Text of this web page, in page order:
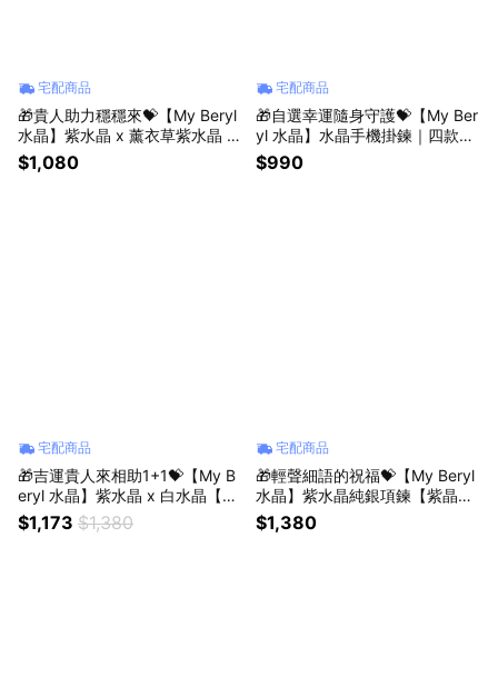
宅配商品
🎁貴人助力穩穩來💝【My Beryl
水晶】紫水晶 x 薰衣草紫水晶 x
黃水晶 x 藍紋瑪瑙【紫晶引貴・
金運啟程】水晶手鍊 #貴人助力
$1,080
宅配商品
🎁自選幸運隨身守護💝【My Ber
yl 水晶】水晶手機掛鍊｜四款風
格・自選幸運・隨身守護 #手機
掛鍊 #水晶掛飾 #幸運小物 #生
$990
宅配商品
🎁吉運貴人來相助1+1💝【My B
eryl 水晶】紫水晶 x 白水晶【紫
曜吉瑞．轉運律動】水晶手鍊
+迷你水晶小樹(隨機贈)｜轉運大
$1,173 $1,380
宅配商品
🎁輕聲細語的祝福💝【My Beryl
水晶】紫水晶純銀項鍊【紫晶心
語・溫柔守候】#智慧提升 #情
緒安定 #招引貴人 #生日禮物 #
$1,380